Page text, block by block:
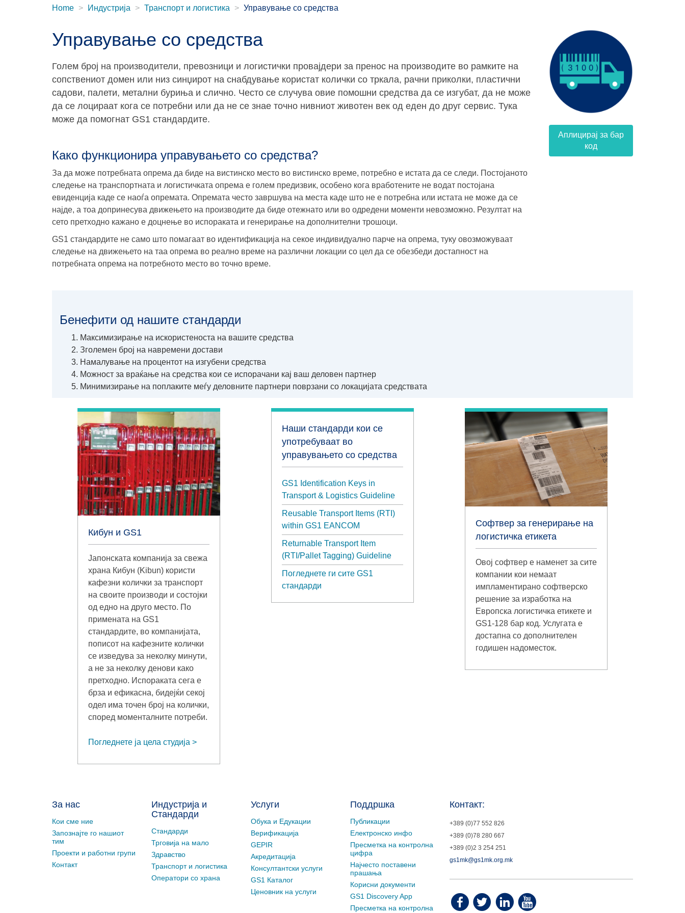
Home Индустрија Транспорт и логистика Управување со средства
Управување со средства
Голем број на производители, превозници и логистички провајдери за пренос на производите во рамките на
сопствениот домен или низ синџирот на снабдување користат колички со тркала, рачни приколки, пластични
садови, палети, метални буриња и слично. Често се случува овие помошни средства да се изгубат, да не може
да се лоцираат кога се потребни или да не се знае точно нивниот животен век од еден до друг сервис. Тука
може да помогнат GS1 стандардите.
Како функционира управувањето со средства?
За да може потребната опрема да биде на вистинско место во вистинско време, потребно е истата да се следи. Постојаното
следење на транспортната и логистичката опрема е голем предизвик, особено кога вработените не водат постојана
евиденција каде се наоѓа опремата. Опремата често завршува на места каде што не е потребна или истата не може да се
најде, а тоа допринесува движењето на производите да биде отежнато или во одредени моменти невозможно. Резултат на
сето претходно кажано е доцнење во испораката и генерирање на дополнителни трошоци.
GS1 стандардите не само што помагаат во идентификација на секое индивидуално парче на опрема, туку овозможуваат
следење на движењето на таа опрема во реално време на различни локации со цел да се обезбеди достапност на
потребната опрема на потребното место во точно време.
Аплицирај за бар
код
Бенефити од нашите стандарди
Максимизирање на искористеноста на вашите средства
Зголемен број на навремени достави
Намалување на процентот на изгубени средства
Можност за враќање на средства кои се испорачани кај ваш деловен партнер
Минимизирање на поплаките меѓу деловните партнери поврзани со локацијата средствата
Кибун и GS1
Јапонската компанија за свежа
храна Кибун (Kibun) користи
кафезни колички за транспорт
на своите производи и состојки
од едно на друго место. По
примената на GS1
стандардите, во компанијата,
пописот на кафезните колички
се изведува за неколку минути,
а не за неколку денови како
претходно. Испораката сега е
брза и ефикасна, бидејќи секој
одел има точен број на колички,
според моменталните потреби.
Погледнете ја цела студија
Наши стандарди кои се
употребуваат во
управувањето со средства
GS1 Identification Keys in
Transport & Logistics Guideline
Reusable Transport Items (RTI)
within GS1 EANCOM
Returnable Transport Item
(RTI/Pallet Tagging) Guideline
Погледнете ги сите GS1
стандарди
Софтвер за генерирање на
логистичка етикета
Овој софтвер е наменет за сите
компании кои немаат
импламентирано софтверско
решение за изработка на
Европска логистичка етикете и
GS1-128 бар код. Услугата е
достапна со дополнителен
годишен надоместок.
За нас
Кои сме ние
Запознајте го нашиот
тим
Проекти и работни групи
Контакт
Индустрија и
Стандарди
Стандарди
Трговија на мало
Здравство
Транспорт и логистика
Оператори со храна
Услуги
Обука и Едукации
Верификација
GEPIR
Акредитација
Консултантски услуги
GS1 Каталог
Ценовник на услуги
Поддршка
Публикации
Електронско инфо
Пресметка на контролна
цифра
Најчесто поставени
прашања
Корисни документи
GS1 Discovery App
Пресметка на контролна
Контакт:
+389 (0)77 552 826
+389 (0)78 280 667
+389 (0)2 3 254 251
gs1mk@gs1mk.org.mk